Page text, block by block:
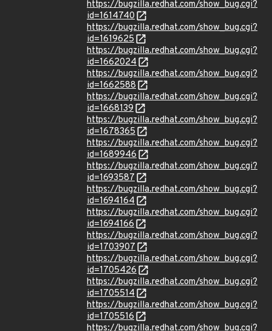
https://bugzilla.redhat.com/show_bug.cgi?
id=1614740
https://bugzilla.redhat.com/show_bug.cgi?
id=1619625
https://bugzilla.redhat.com/show_bug.cgi?
id=1662024
https://bugzilla.redhat.com/show_bug.cgi?
id=1662588
https://bugzilla.redhat.com/show_bug.cgi?
id=1668139
https://bugzilla.redhat.com/show_bug.cgi?
id=1678365
https://bugzilla.redhat.com/show_bug.cgi?
id=1689946
https://bugzilla.redhat.com/show_bug.cgi?
id=1693587
https://bugzilla.redhat.com/show_bug.cgi?
id=1694164
https://bugzilla.redhat.com/show_bug.cgi?
id=1694166
https://bugzilla.redhat.com/show_bug.cgi?
id=1703907
https://bugzilla.redhat.com/show_bug.cgi?
id=1705426
https://bugzilla.redhat.com/show_bug.cgi?
id=1705514
https://bugzilla.redhat.com/show_bug.cgi?
id=1705516
https://bugzilla.redhat.com/show_bug.cgi?